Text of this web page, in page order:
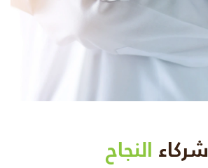
شركاء النجاح